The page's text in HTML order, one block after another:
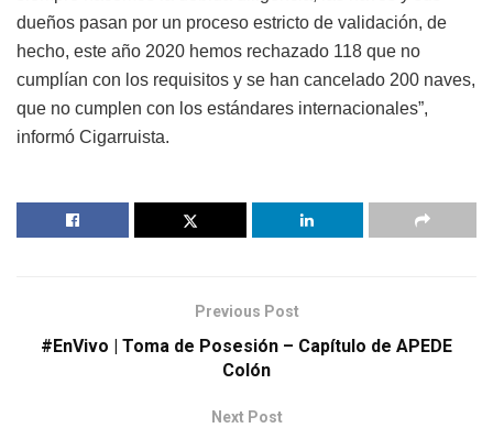
dueños pasan por un proceso estricto de validación, de
hecho, este año 2020 hemos rechazado 118 que no
cumplían con los requisitos y se han cancelado 200 naves,
que no cumplen con los estándares internacionales”,
informó Cigarruista.
Previous Post
#EnVivo | Toma de Posesión – Capítulo de APEDE
Colón
Next Post